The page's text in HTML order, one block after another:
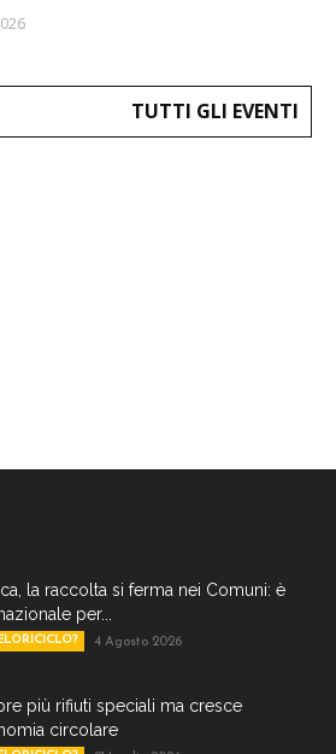
TUTTI GLI EVENTI
la raccolta si ferma nei Comuni: è
per...
4 Agosto 2026
più rifiuti speciali ma cresce
circolare